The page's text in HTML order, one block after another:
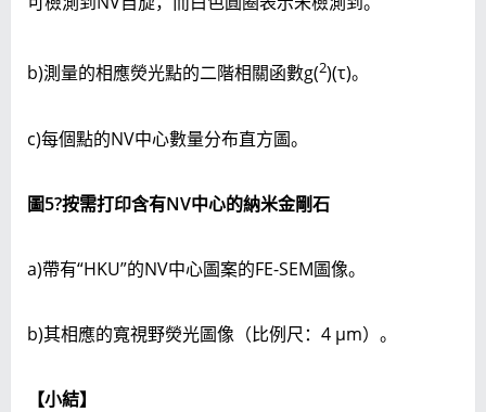
b)測量的相應熒光點的二階相關函數g(2)(τ)。
c)每個點的NV中心數量分布直方圖。
圖5?按需打印含有NV中心的納米金剛石
a)帶有“HKU”的NV中心圖案的FE-SEM圖像。
b)其相應的寬視野熒光圖像（比例尺：4 μm）。
【小結】